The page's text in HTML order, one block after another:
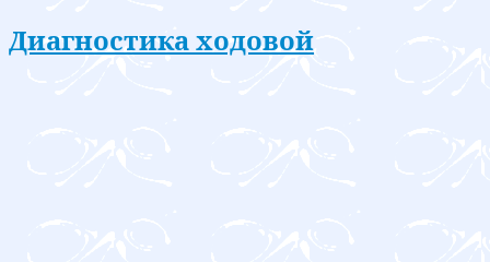
Диагностика ходовой